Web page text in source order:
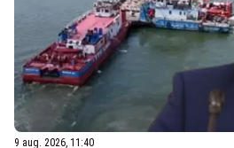
9 aug. 2026, 11:40